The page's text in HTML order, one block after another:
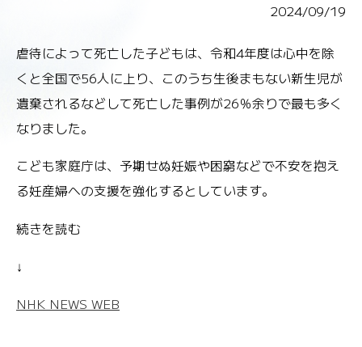
2024/09/19
虐待によって死亡した子どもは、令和4年度は心中を除
くと全国で56人に上り、このうち生後まもない新生児が
遺棄されるなどして死亡した事例が26％余りで最も多く
なりました。
こども家庭庁は、予期せぬ妊娠や困窮などで不安を抱え
る妊産婦への支援を強化するとしています。
続きを読む
↓
NHK NEWS WEB